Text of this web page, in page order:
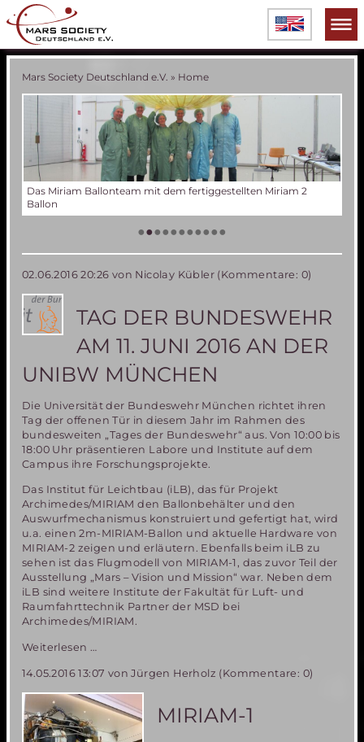
Mars Society Deutschland e.V. » Home
Verschiedene Phasen der Miriam 2 Ballonentwicklung
•••••••••••
02.06.2016 20:26 von Nicolay Kübler (Kommentare: 0)
TAG DER BUNDESWEHR
AM 11. JUNI 2016 AN DER
UNIBW MÜNCHEN
Die Universität der Bundeswehr München richtet ihren
Tag der offenen Tür in diesem Jahr im Rahmen des
bundesweiten „Tages der Bundeswehr“ aus. Von 10:00 bis
18:00 Uhr präsentieren Labore und Institute auf dem
Campus ihre Forschungsprojekte.
Das Institut für Leichtbau (iLB), das für Projekt
Archimedes/MIRIAM den Ballonbehälter und den
Auswurfmechanismus konstruiert und gefertigt hat, wird
u.a. einen 2m-MIRIAM-Ballon und aktuelle Hardware von
MIRIAM-2 zeigen und erläutern. Ebenfalls beim iLB zu
sehen ist das Flugmodell von MIRIAM-1, das zuvor Teil der
Ausstellung „Mars – Vision und Mission“ war. Neben dem
iLB sind weitere Institute der Fakultät für Luft- und
Raumfahrttechnik Partner der MSD bei
Archimedes/MIRIAM.
Weiterlesen …
Bundeswehr
am
11.
Juni
2016
14.05.2016 13:07 von Jürgen Herholz (Kommentare: 0)
MIRIAM-1